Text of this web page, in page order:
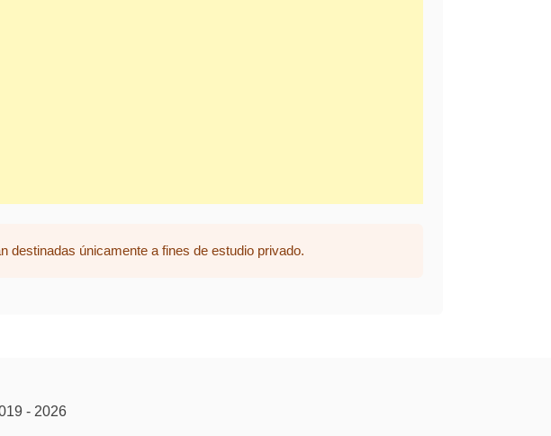
únicamente a fines de estudio privado.
- 2026